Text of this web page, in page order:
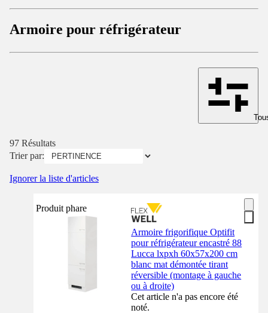
Armoire pour réfrigérateur
97 Résultats
Trier par:
Ignorer la liste d'articles
Produit phare
Armoire frigorifique Optifit
pour réfrigérateur encastré 88
Lucca lxpxh 60x57x200 cm
blanc mat démontée tirant
réversible (montage à gauche
ou à droite)
Cet article n'a pas encore été
noté.